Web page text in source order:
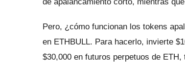
Pero, ¿cómo funcionan los tokens
en ETHBULL. Para hacerlo, invierte
$30,000 en futuros perpetuos de